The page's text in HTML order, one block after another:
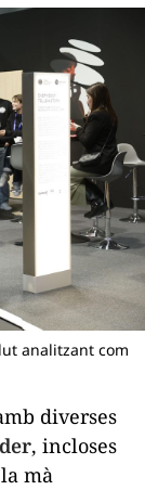
analitzant com
diverses
, incloses
mà